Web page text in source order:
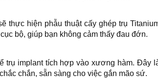
thực hiện phẫu thuật cấy ghép trụ
bộ, giúp bạn không cảm thấy đau đớn.
trụ implant tích hợp vào xương hàm. Đây
chắn, sẵn sàng cho việc gắn mão sứ.